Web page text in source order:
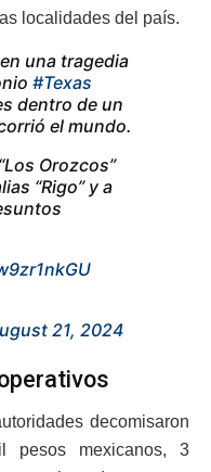
localidades del país.
una tragedia
#Texas
dentro de un
el mundo.
Orozcos”
“Rigo” y a
21, 2024
decomisaron
pesos mexicanos, 3